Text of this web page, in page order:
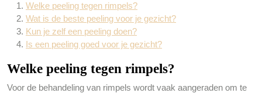
Welke peeling tegen rimpels?
Wat is de beste peeling voor je gezicht?
Kun je zelf een peeling doen?
Is een peeling goed voor je gezicht?
Welke peeling tegen rimpels?
Voor de behandeling van rimpels wordt vaak aangeraden om te